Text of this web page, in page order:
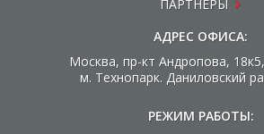
ПАРТНЕРЫ
АДРЕС ОФИСА:
Москва, пр-кт Андропова,
м. Технопарк. Даниловский
РЕЖИМ РАБОТЫ: